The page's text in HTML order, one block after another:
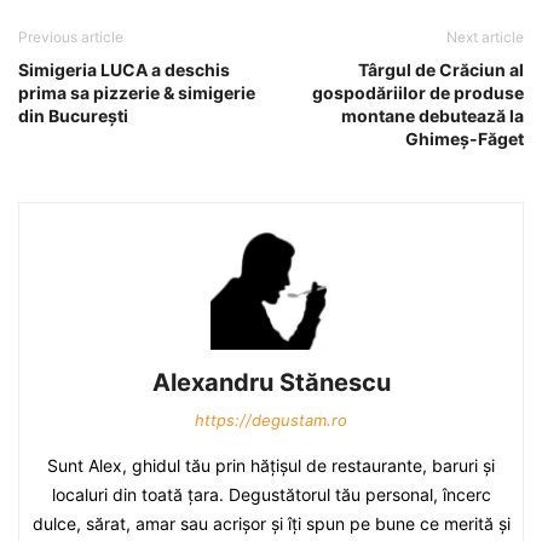
Previous article
Simigeria LUCA a deschis
prima sa pizzerie & simigerie
din Bucureşti
Next article
Târgul de Crăciun al
gospodăriilor de produse
montane debutează la
Ghimeş-Făget
Alexandru Stănescu
https://degustam.ro
Sunt Alex, ghidul tău prin hăţişul de restaurante, baruri şi
localuri din toată ţara. Degustătorul tău personal, încerc
dulce, sărat, amar sau acrişor şi îţi spun pe bune ce merită şi